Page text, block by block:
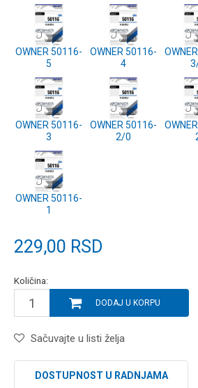
OWNER 50116-
5
OWNER 50116-
4
OWNER 50116-
3
OWNER 50116-
2/0
OWNER 50116-
1
229,00 RSD
Količina:
DODAJ U KORPU
Sačuvajte u listi želja
DOSTUPNOST U RADNJAMA